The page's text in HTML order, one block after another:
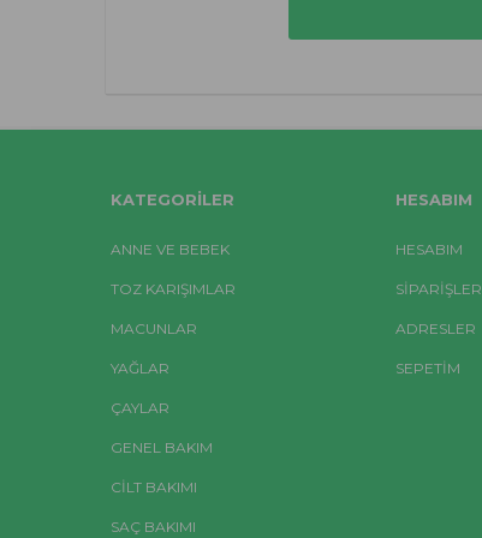
KATEGORILER
ANNE VE BEBEK
TOZ KARIŞIMLAR
MACUNLAR
YAĞLAR
ÇAYLAR
GENEL BAKIM
CİLT BAKIMI
SAÇ BAKIMI
HESABIM
HESABIM
SIPARIŞLER
ADRESLER
SEPETIM